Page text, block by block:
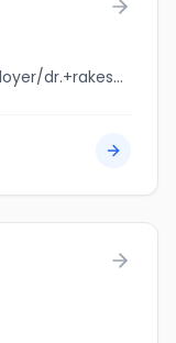
jobbank.gc.ca/browsejobs/employer/dr.+rakesh+mehta+inc./ca